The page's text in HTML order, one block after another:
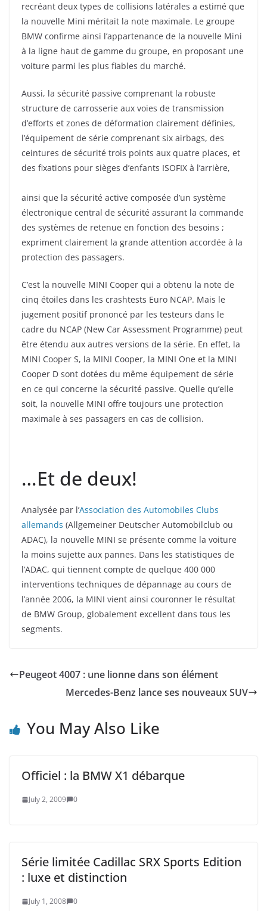
recréant deux types de collisions latérales a estimé que
la nouvelle Mini méritait la note maximale. Le groupe
BMW confirme ainsi l’appartenance de la nouvelle Mini
à la ligne haut de gamme du groupe, en proposant une
voiture parmi les plus fiables du marché.
Aussi, la sécurité passive comprenant la robuste
structure de carrosserie aux voies de transmission
d’efforts et zones de déformation clairement définies,
l’équipement de série comprenant six airbags, des
ceintures de sécurité trois points aux quatre places, et
des fixations pour sièges d’enfants ISOFIX à l’arrière,
ainsi que la sécurité active composée d’un système
électronique central de sécurité assurant la commande
des systèmes de retenue en fonction des besoins ;
expriment clairement la grande attention accordée à la
protection des passagers.
C’est la nouvelle MINI Cooper qui a obtenu la note de
cinq étoiles dans les crashtests Euro NCAP. Mais le
jugement positif prononcé par les testeurs dans le
cadre du NCAP (New Car Assessment Programme) peut
être étendu aux autres versions de la série. En effet, la
MINI Cooper S, la MINI Cooper, la MINI One et la MINI
Cooper D sont dotées du même équipement de série
en ce qui concerne la sécurité passive. Quelle qu’elle
soit, la nouvelle MINI offre toujours une protection
maximale à ses passagers en cas de collision.
…Et de deux!
Analysée par l’Association des Automobiles Clubs
allemands (Allgemeiner Deutscher Automobilclub ou
ADAC), la nouvelle MINI se présente comme la voiture
la moins sujette aux pannes. Dans les statistiques de
l’ADAC, qui tiennent compte de quelque 400 000
interventions techniques de dépannage au cours de
l’année 2006, la MINI vient ainsi couronner le résultat
de BMW Group, globalement excellent dans tous les
segments.
Peugeot 4007 : une lionne dans son élément
Mercedes-Benz lance ses nouveaux SUV
You May Also Like
Officiel : la BMW X1 débarque
July 2, 2009 0
Série limitée Cadillac SRX Sports Edition
: luxe et distinction
July 1, 2008 0